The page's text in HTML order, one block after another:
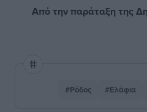
Από την παράταξη της
#Ρόδος #Ελάφια